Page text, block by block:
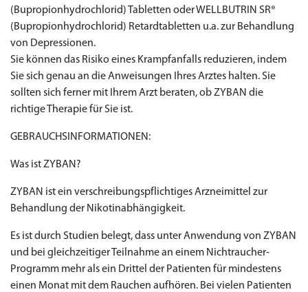
(Bupropionhydrochlorid) Tabletten oder WELLBUTRIN SR®
(Bupropionhydrochlorid) Retardtabletten u.a. zur Behandlung
von Depressionen.
Sie können das Risiko eines Krampfanfalls reduzieren, indem
Sie sich genau an die Anweisungen Ihres Arztes halten. Sie
sollten sich ferner mit Ihrem Arzt beraten, ob ZYBAN die
richtige Therapie für Sie ist.
GEBRAUCHSINFORMATIONEN:
Was ist ZYBAN?
ZYBAN ist ein verschreibungspflichtiges Arzneimittel zur
Behandlung der Nikotinabhängigkeit.
Es ist durch Studien belegt, dass unter Anwendung von ZYBAN
und bei gleichzeitiger Teilnahme an einem Nichtraucher-
Programm mehr als ein Drittel der Patienten für mindestens
einen Monat mit dem Rauchen aufhören. Bei vielen Patienten